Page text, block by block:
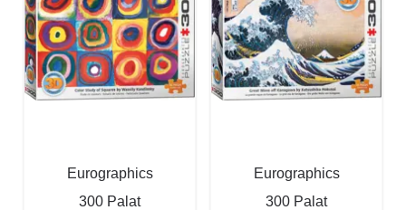
Eurographics
300 Palat
Eurographics
300 Palat